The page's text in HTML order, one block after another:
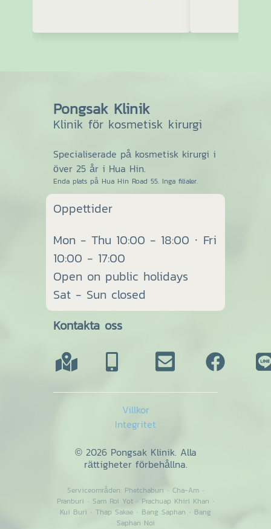
Pongsak Klinik
Klinik för kosmetisk kirurgi
Specialiserade på kosmetisk kirurgi i
över 25 år i Hua Hin.
Enda plats på Hua Hin Road 55. Inga filialer.
Oppettider
Mon - Thu 10:00 - 18:00 · Fri
10:00 - 17:00
Open on public holidays
Sat - Sun closed
Kontakta oss
Villkor
Integritet
© 2026 Pongsak Klinik. Alla
rättigheter förbehållna.
Serviceområden: Phetchaburi · Cha-Am·
Pranburi · Sam Roi Yot· Prachuap Khiri Khan ·
Kui Buri · Thap Sakae · Bang Saphan · Bang
Saphan Noi